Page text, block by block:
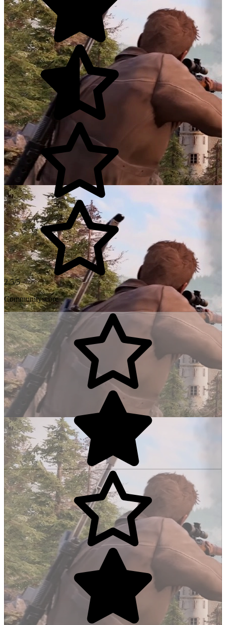
2,5/5
Communityscore